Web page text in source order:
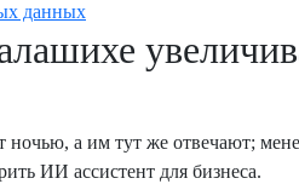
данных
ночью, а им тут же отвечают;
ИИ ассистент для бизнеса.